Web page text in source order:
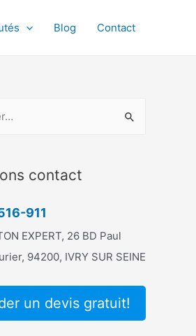
Blog Contact
contact
911
EXPERT, 26 BD Paul
94200, IVRY SUR SEINE
un devis gratuit!